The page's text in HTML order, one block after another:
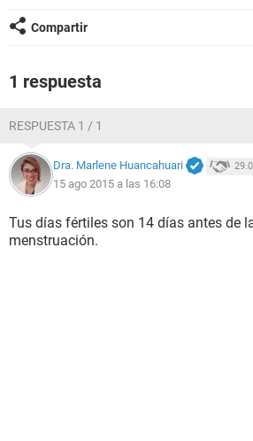
GLOSARIO
Compartir
1 respuesta
RESPUESTA 1 / 1
Dra. Marlene Huancahuari
15 ago 2015 a las 16:08
Tus días fértiles son 14 días antes de
menstruación.